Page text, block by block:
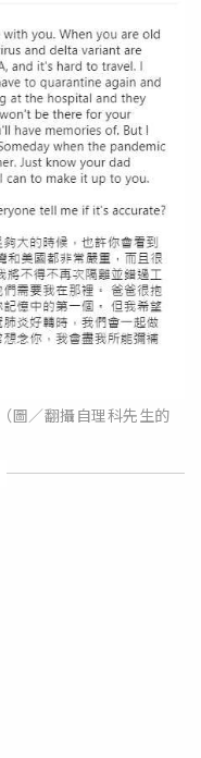
圖／翻攝自理科先生的